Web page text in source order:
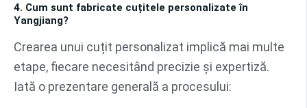
4. Cum sunt fabricate cuțitele personalizate în
Yangjiang?
Crearea unui cuțit personalizat implică mai multe
etape, fiecare necesitând precizie și expertiză.
Iată o prezentare generală a procesului: